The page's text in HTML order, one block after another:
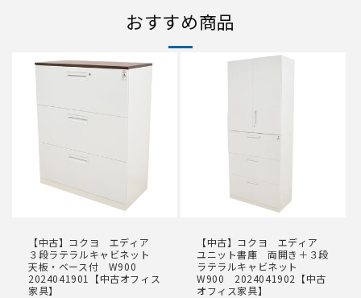
おすすめ商品
【中古】コクヨ エディア
３段ラテラルキャビネット
天板・ベース付 W900
2024041901【中古オフィス
家具】
【中古】コクヨ エディア
ユニット書庫 両開き＋３段
ラテラルキャビネット
W900 2024041902【中古
オフィス家具】